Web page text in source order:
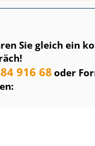
Sie gleich ein
916 68oder